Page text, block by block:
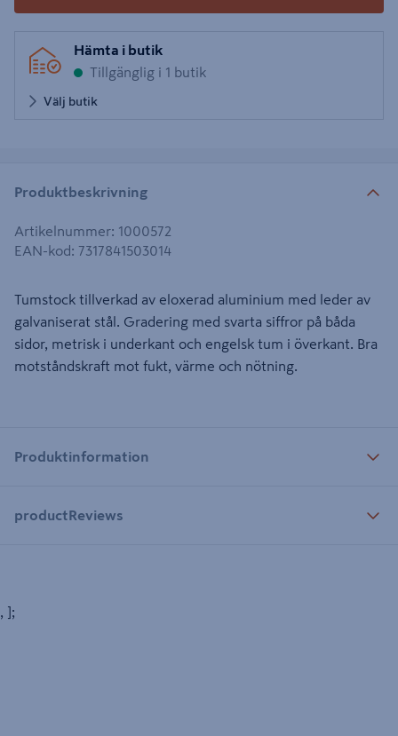
Hämta i butik
Tillgänglig i 1 butik
Välj butik
Produktbeskrivning
Artikelnummer: 1000572
EAN-kod: 7317841503014
Tumstock tillverkad av eloxerad aluminium med leder av
galvaniserat stål. Gradering med svarta siffror på båda
sidor, metrisk i underkant och engelsk tum i överkant. Bra
motståndskraft mot fukt, värme och nötning.
Produktinformation
productReviews
, ];